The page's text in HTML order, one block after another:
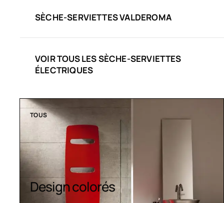
SÈCHE-SERVIETTES VALDEROMA
VOIR TOUS LES SÈCHE-SERVIETTES
ÉLECTRIQUES
TOUS
Sèche-serviettes
contemporains